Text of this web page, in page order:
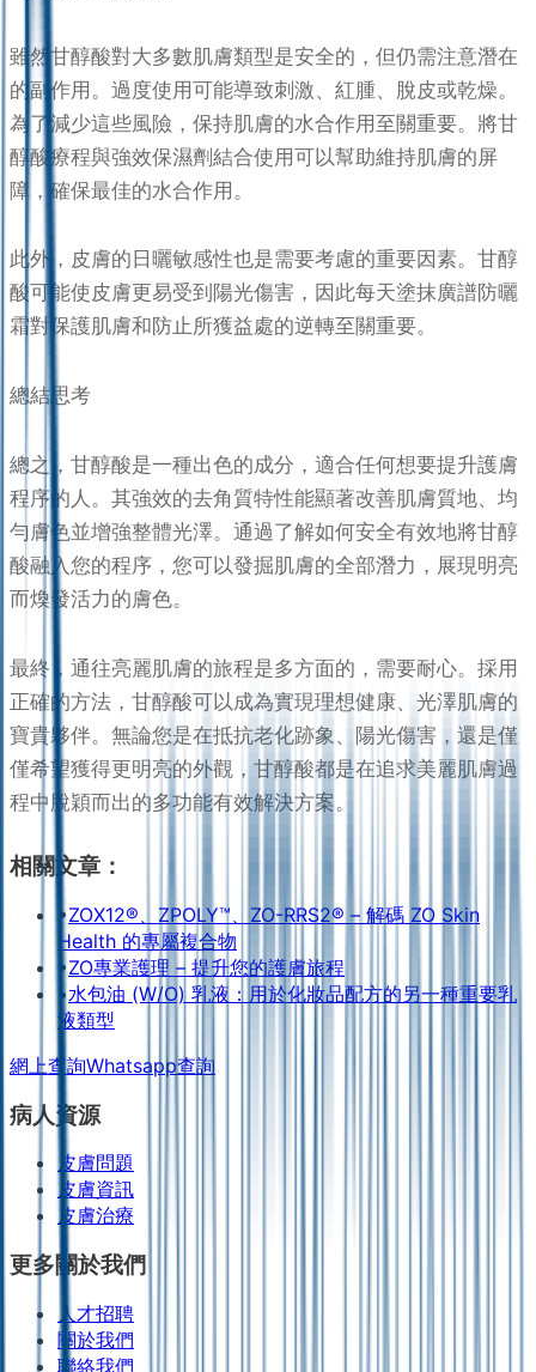
雖然甘醇酸對大多數肌膚類型是安全的，但仍需注意潛在
的副作用。過度使用可能導致刺激、紅腫、脫皮或乾燥。
為了減少這些風險，保持肌膚的水合作用至關重要。將甘
醇酸療程與強效保濕劑結合使用可以幫助維持肌膚的屏
障，確保最佳的水合作用。
此外，皮膚的日曬敏感性也是需要考慮的重要因素。甘醇
酸可能使皮膚更易受到陽光傷害，因此每天塗抹廣譜防曬
霜對保護肌膚和防止所獲益處的逆轉至關重要。
總結思考
總之，甘醇酸是一種出色的成分，適合任何想要提升護膚
程序的人。其強效的去角質特性能顯著改善肌膚質地、均
勻膚色並增強整體光澤。通過了解如何安全有效地將甘醇
酸融入您的程序，您可以發掘肌膚的全部潛力，展現明亮
而煥發活力的膚色。
最終，通往亮麗肌膚的旅程是多方面的，需要耐心。採用
正確的方法，甘醇酸可以成為實現理想健康、光澤肌膚的
寶貴夥伴。無論您是在抵抗老化跡象、陽光傷害，還是僅
僅希望獲得更明亮的外觀，甘醇酸都是在追求美麗肌膚過
程中脫穎而出的多功能有效解決方案。
相關文章：
•ZOX12®、ZPOLY™、ZO-RRS2® – 解碼 ZO Skin
Health 的專屬複合物
•ZO專業護理 – 提升您的護膚旅程
•水包油 (W/O) 乳液：用於化妝品配方的另一種重要乳
液類型
網上查詢Whatsapp查詢
病人資源
皮膚問題
皮膚資訊
皮膚治療
更多關於我們
人才招聘
關於我們
聯絡我們